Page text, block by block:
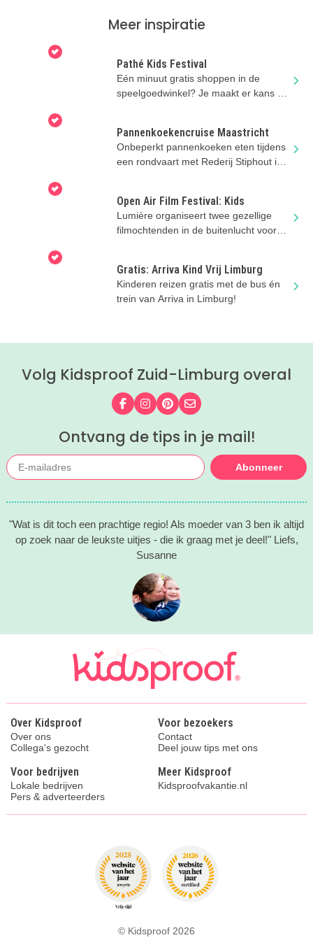
Meer inspiratie
Pathé Kids Festival
Eén minuut gratis shoppen in de
speelgoedwinkel? Je maakt er kans op
Pannenkoekencruise Maastricht
Onbeperkt pannenkoeken eten tijdens
een rondvaart met Rederij Stiphout in
Open Air Film Festival: Kids
Lumière organiseert twee gezellige
filmochtenden in de buitenlucht voor
Gratis: Arriva Kind Vrij Limburg
Kinderen reizen gratis met de bus én
trein van Arriva in Limburg!
Volg Kidsproof Zuid-Limburg overal
Volg ons op Facebook
Volg ons op Instagram
Volg ons op Pinterest
Mail ons
Ontvang de tips in je mail!
Abonneer
"Wat is dit toch een prachtige regio! Als moeder van 3 ben ik altijd
op zoek naar de leukste uitjes - die ik graag met je deel!" Liefs,
Susanne
Over Kidsproof
Over ons
Collega's gezocht
Voor bezoekers
Contact
Deel jouw tips met ons
Voor bedrijven
Lokale bedrijven
Pers & adverteerders
Meer Kidsproof
Kidsproofvakantie.nl
© Kidsproof 2026